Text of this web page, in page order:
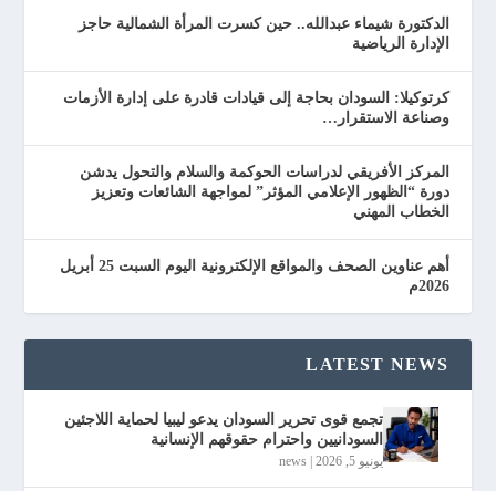
الدكتورة شيماء عبدالله.. حين كسرت المرأة الشمالية حاجز
الإدارة الرياضية
كرتوكيلا: السودان بحاجة إلى قيادات قادرة على إدارة الأزمات
وصناعة الاستقرار…
المركز الأفريقي لدراسات الحوكمة والسلام والتحول يدشن
دورة “الظهور الإعلامي المؤثر” لمواجهة الشائعات وتعزيز
الخطاب المهني
أهم عناوين الصحف والمواقع الإلكترونية اليوم السبت 25 أبريل
2026م
LATEST NEWS
تجمع قوى تحرير السودان يدعو ليبيا لحماية اللاجئين
السودانيين واحترام حقوقهم الإنسانية
يونيو 5, 2026 news